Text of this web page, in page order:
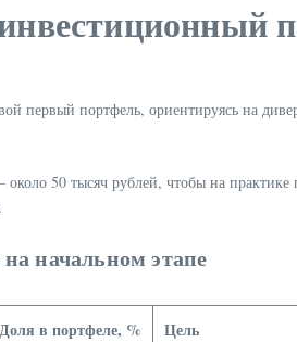
первый портфель, ориентируясь на
50 тысяч рублей, чтобы на
начальном этапе
Доля в портфеле, % Цель